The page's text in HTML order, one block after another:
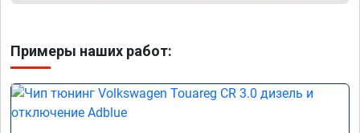
Примеры наших работ: